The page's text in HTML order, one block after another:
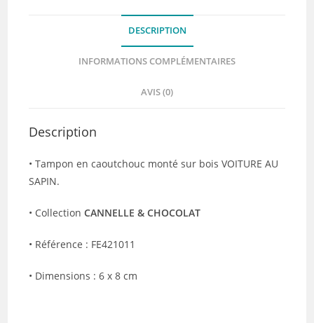
DESCRIPTION
INFORMATIONS COMPLÉMENTAIRES
AVIS (0)
Description
• Tampon en caoutchouc monté sur bois VOITURE AU
SAPIN.
• CollectionCANNELLE & CHOCOLAT
• Référence : FE421011
• Dimensions : 6 x 8 cm